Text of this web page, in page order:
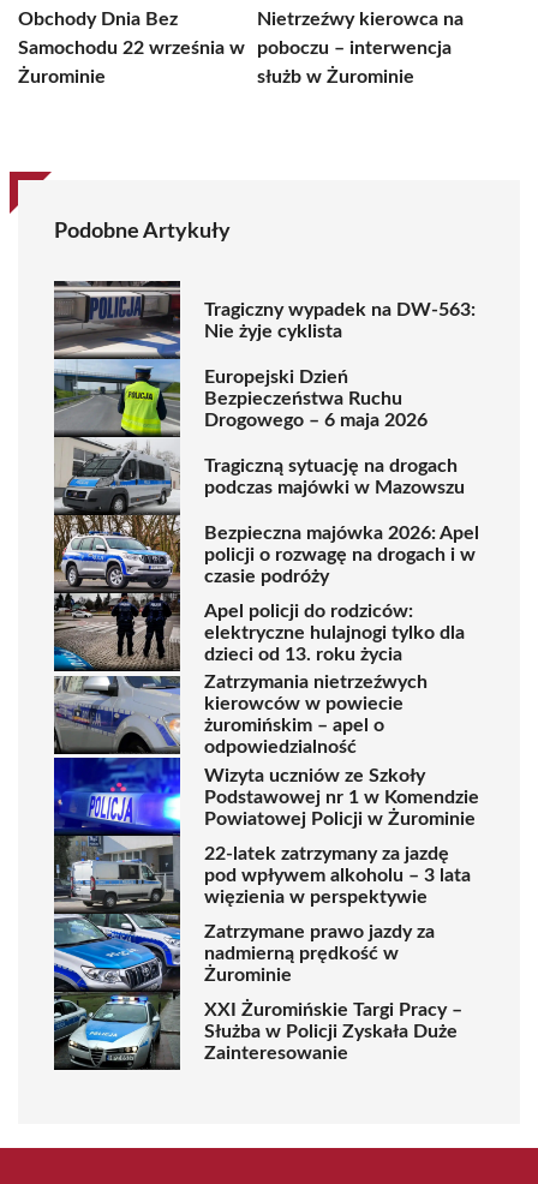
Obchody Dnia Bez
Samochodu 22 września w
Żurominie
Nietrzeźwy kierowca na
poboczu – interwencja
służb w Żurominie
Podobne Artykuły
Tragiczny wypadek na DW-563:
Nie żyje cyklista
Europejski Dzień
Bezpieczeństwa Ruchu
Drogowego – 6 maja 2026
Tragiczną sytuację na drogach
podczas majówki w Mazowszu
Bezpieczna majówka 2026: Apel
policji o rozwagę na drogach i w
czasie podróży
Apel policji do rodziców:
elektryczne hulajnogi tylko dla
dzieci od 13. roku życia
Zatrzymania nietrzeźwych
kierowców w powiecie
żuromińskim – apel o
odpowiedzialność
Wizyta uczniów ze Szkoły
Podstawowej nr 1 w Komendzie
Powiatowej Policji w Żurominie
22-latek zatrzymany za jazdę
pod wpływem alkoholu – 3 lata
więzienia w perspektywie
Zatrzymane prawo jazdy za
nadmierną prędkość w
Żurominie
XXI Żuromińskie Targi Pracy –
Służba w Policji Zyskała Duże
Zainteresowanie